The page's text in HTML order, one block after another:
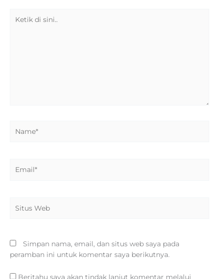
Web
Simpan nama, email, dan situs web saya pada
peramban ini untuk komentar saya berikutnya.
Beritahu saya akan tindak lanjut komentar melalui